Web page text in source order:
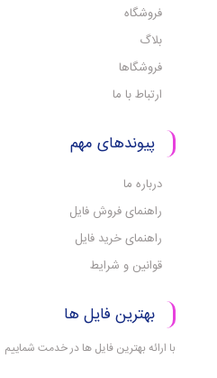
فروشگاه
بلاگ
فروشگاها
ارتباط با ما
پیوندهای مهم
درباره ما
راهنمای فروش فایل
راهنمای خرید فایل
قوانین و شرایط
بهترین فایل ها
با ارائه بهترین فایل ها در خدمت شماییم